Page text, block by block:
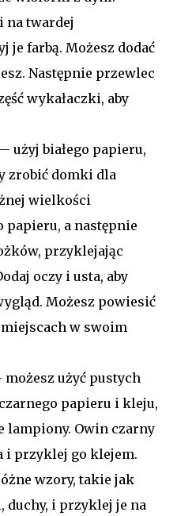
na twardej
farbą. Możesz dodać
Następnie przewlec
wykałaczki, aby
użyj białego papieru,
zrobić domki dla
wielkości
papieru, a następnie
przyklejając
oczy i usta, aby
Możesz powiesić
w swoim
użyć pustych
papieru i kleju,
lampiony. Owin czarny
i przyklej go klejem.
wzory, takie jak
duchy, i przyklej je na